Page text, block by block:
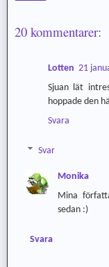
20 kommentarer:
Lotten 21
Sjuan lät
hoppade den
Svara
Svar
Monika
Mina
sedan :)
Svara